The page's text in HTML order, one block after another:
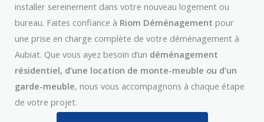
installer sereinement dans votre nouveau logement ou
bureau. Faites confiance à Riom Déménagement pour
une prise en charge complète de votre déménagement à
Aubiat. Que vous ayez besoin d’un déménagement
résidentiel, d’une location de monte-meuble ou d’un
garde-meuble, nous vous accompagnons à chaque étape
de votre projet.